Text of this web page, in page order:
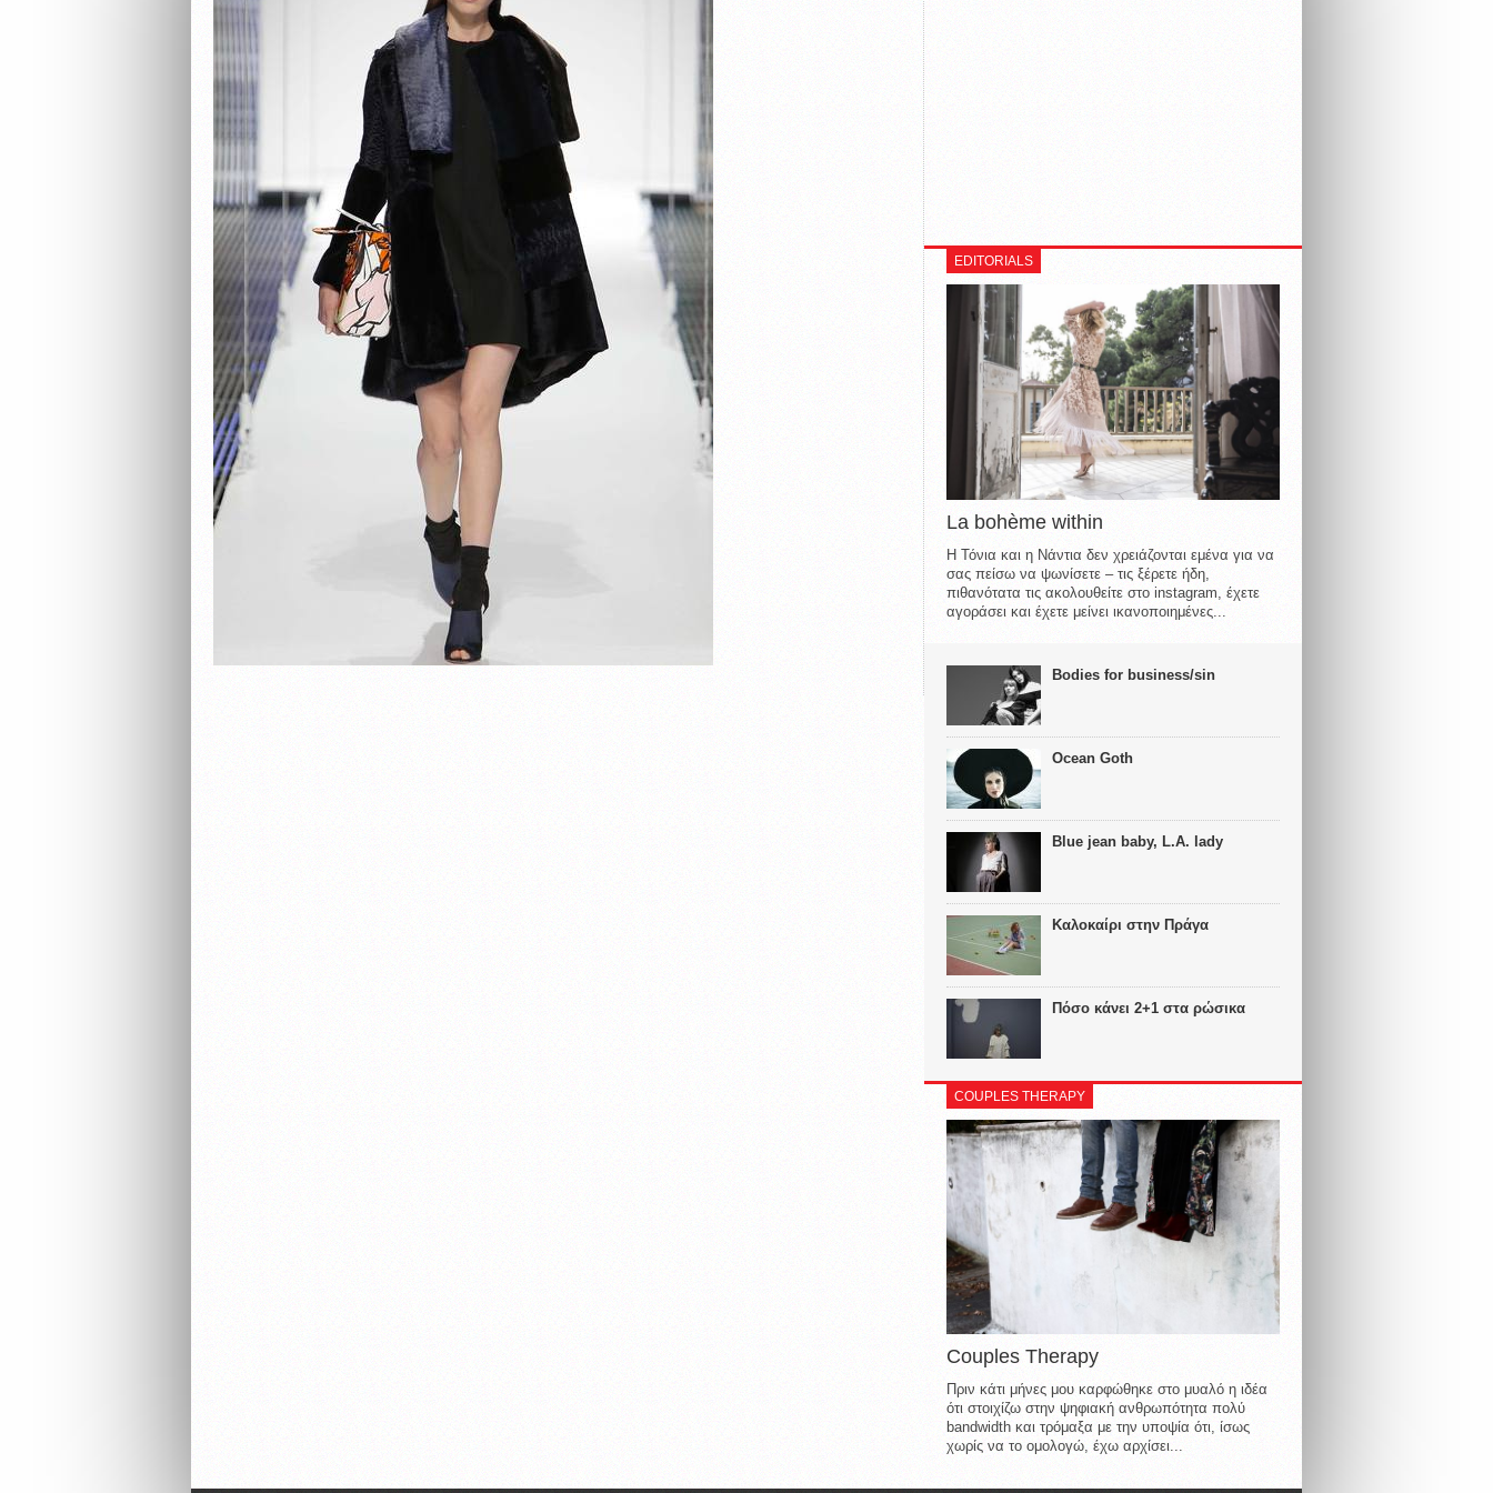
EDITORIALS
La bohème within
Η Τόνια και η Νάντια δεν χρειάζονται εμένα για να
σας πείσω να ψωνίσετε – τις ξέρετε ήδη,
πιθανότατα τις ακολουθείτε στο instagram, έχετε
αγοράσει και έχετε μείνει ικανοποιημένες...
Bodies for business/sin
Ocean Goth
Blue jean baby, L.A. lady
Καλοκαίρι στην Πράγα
Πόσο κάνει 2+1 στα ρώσικα
COUPLES THERAPY
Couples Therapy
Πριν κάτι μήνες μου καρφώθηκε στο μυαλό η ιδέα
ότι στοιχίζω στην ψηφιακή ανθρωπότητα πολύ
bandwidth και τρόμαξα με την υποψία ότι, ίσως
χωρίς να το ομολογώ, έχω αρχίσει...